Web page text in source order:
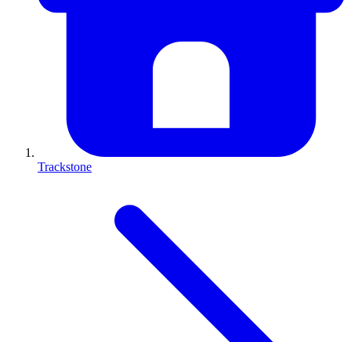
Trackstone